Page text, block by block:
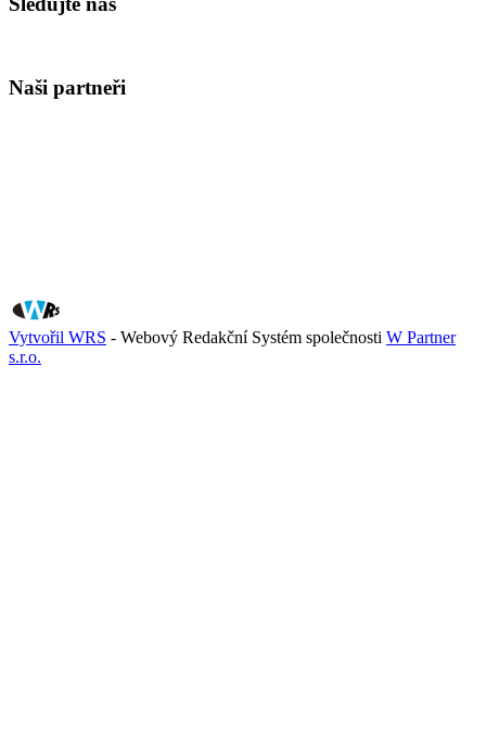
Naši partneři
Vytvořil WRS - Webový Redakční Systém společnosti W Partner
s.r.o.